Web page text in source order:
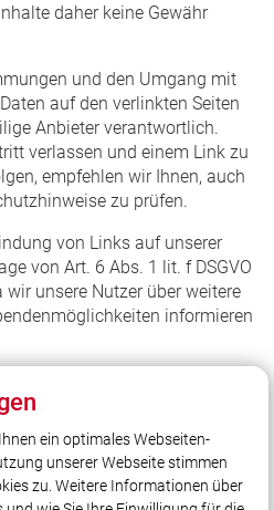
daher keine Gewähr
und den Umgang mit
auf den verlinkten Seiten
Anbieter verantwortlich.
verlassen und einem Link zu
empfehlen wir Ihnen, auch
zu prüfen.
von Links auf unserer
von Art. 6 Abs. 1 lit. f DSGVO
wir unsere Nutzer über weitere
informieren
ein optimales Webseiten-
unserer Webseite stimmen
zu. Weitere Informationen über